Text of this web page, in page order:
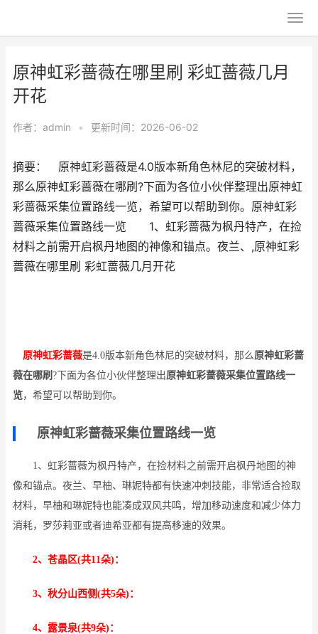
原神虹彩蔷薇在哪里刷 彩虹蔷薇几月
开花
作者： admin • 更新时间：2026-06-02
摘要： 原神虹彩蔷薇是4.0版本新角色林尼的突破材料，
那么原神虹彩蔷薇在哪刷?下面为各位小伙伴整理出原神虹
彩蔷薇采集位置路线一览，希望可以帮助到你。原神虹彩
蔷薇采集位置路线一览 1、虹彩蔷薇为枫丹特产，在捡
材料之前需开启枫丹地图的神像和锚点。夜兰、,原神虹彩
蔷薇在哪里刷 彩虹蔷薇几月开花
原神虹彩蔷薇是4.0版本新角色林尼的突破材料，那么原神虹彩蔷
薇在哪刷 ?下面为各位小伙伴整理出原神虹彩蔷薇采集位置路线一
览，希望可以帮助到你。
原神虹彩蔷薇采集位置路线一览
1、虹彩蔷薇为枫丹特产，在捡材料之前需开启枫丹地图的神
像和锚点。夜兰、早柚、琳妮特都有快速冲刺技能，非常适合捡取
材料，早柚和琳妮特也能凑成双风共鸣，增加移动速度和减少体力
消耗，罗莎莉亚或者迪希亚都有提高移速的效果。
2、苍晶区(共11朵)：
3、秋分山西侧(共5朵)：
4、露景泉(共9朵)：